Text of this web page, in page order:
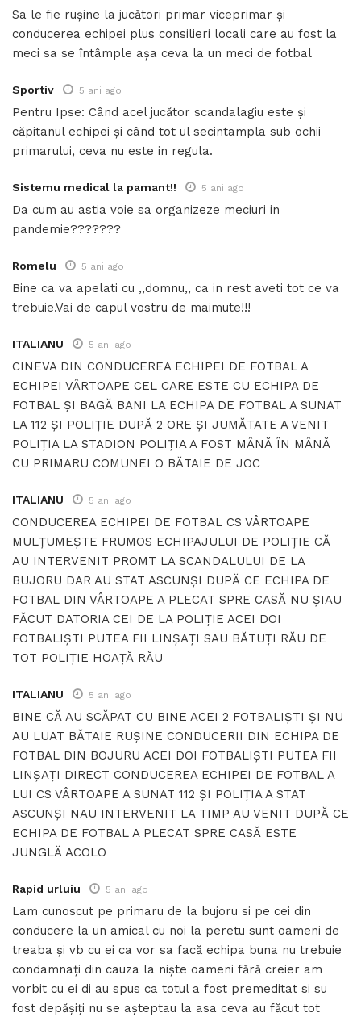
Sa le fie rușine la jucători primar viceprimar și
conducerea echipei plus consilieri locali care au fost la
meci sa se întâmple așa ceva la un meci de fotbal
Sportiv 5 ani ago
Pentru Ipse: Când acel jucător scandalagiu este și
căpitanul echipei și când tot ul secintampla sub ochii
primarului, ceva nu este in regula.
Sistemu medical la pamant!! 5 ani ago
Da cum au astia voie sa organizeze meciuri in
pandemie???????
Romelu 5 ani ago
Bine ca va apelati cu ,,domnu,, ca in rest aveti tot ce va
trebuie.Vai de capul vostru de maimute!!!
ITALIANU 5 ani ago
CINEVA DIN CONDUCEREA ECHIPEI DE FOTBAL A
ECHIPEI VÂRTOAPE CEL CARE ESTE CU ECHIPA DE
FOTBAL ȘI BAGĂ BANI LA ECHIPA DE FOTBAL A SUNAT
LA 112 ȘI POLIȚIE DUPĂ 2 ORE ȘI JUMĂTATE A VENIT
POLIȚIA LA STADION POLIȚIA A FOST MÂNĂ ÎN MÂNĂ
CU PRIMARU COMUNEI O BĂTAIE DE JOC
ITALIANU 5 ani ago
CONDUCEREA ECHIPEI DE FOTBAL CS VÂRTOAPE
MULȚUMEȘTE FRUMOS ECHIPAJULUI DE POLIȚIE CĂ
AU INTERVENIT PROMT LA SCANDALULUI DE LA
BUJORU DAR AU STAT ASCUNȘI DUPĂ CE ECHIPA DE
FOTBAL DIN VÂRTOAPE A PLECAT SPRE CASĂ NU ȘIAU
FĂCUT DATORIA CEI DE LA POLIȚIE ACEI DOI
FOTBALIȘTI PUTEA FII LINȘAȚI SAU BĂTUȚI RĂU DE
TOT POLIȚIE HOAȚĂ RĂU
ITALIANU 5 ani ago
BINE CĂ AU SCĂPAT CU BINE ACEI 2 FOTBALIȘTI ȘI NU
AU LUAT BĂTAIE RUȘINE CONDUCERII DIN ECHIPA DE
FOTBAL DIN BOJURU ACEI DOI FOTBALIȘTI PUTEA FII
LINȘAȚI DIRECT CONDUCEREA ECHIPEI DE FOTBAL A
LUI CS VÂRTOAPE A SUNAT 112 ȘI POLIȚIA A STAT
ASCUNȘI NAU INTERVENIT LA TIMP AU VENIT DUPĂ CE
ECHIPA DE FOTBAL A PLECAT SPRE CASĂ ESTE
JUNGLĂ ACOLO
Rapid urluiu 5 ani ago
Lam cunoscut pe primaru de la bujoru si pe cei din
conducere la un amical cu noi la peretu sunt oameni de
treaba și vb cu ei ca vor sa facă echipa buna nu trebuie
condamnați din cauza la niște oameni fără creier am
vorbit cu ei di au spus ca totul a fost premeditat si su
fost depășiți nu se așteptau la asa ceva au făcut tot